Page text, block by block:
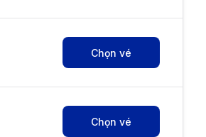
Chọn vé
Chọn vé